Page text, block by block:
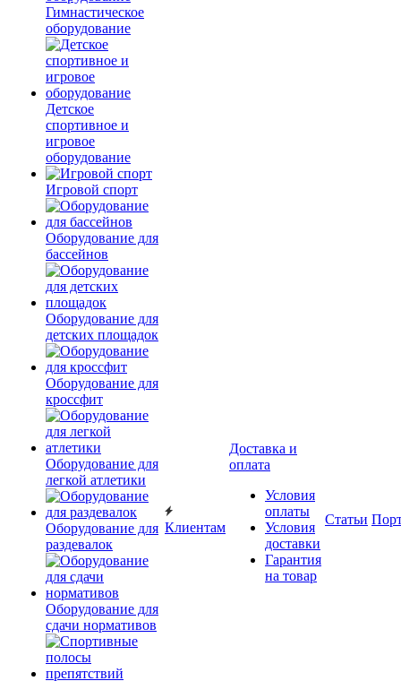
Гимнастическое
оборудование
Детское
спортивное и
игровое
оборудование
Игровой спорт
Оборудование для
бассейнов
Оборудование для
детских площадок
Оборудование для
кроссфит
Оборудование для
легкой атлетики
Оборудование для
раздевалок
Оборудование для
сдачи нормативов
Клиентам
Доставка и
оплата
Условия
оплаты
Условия
доставки
Гарантия
на товар
Статьи